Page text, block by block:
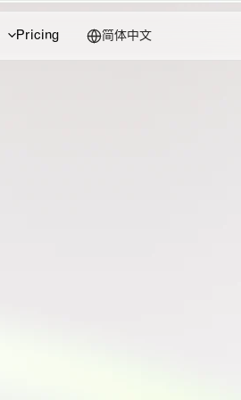
Pricing 简体中文